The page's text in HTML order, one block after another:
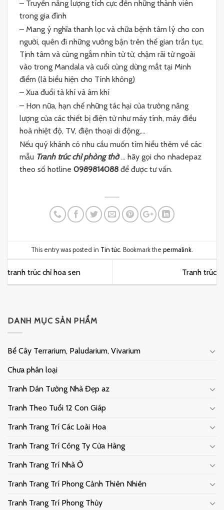
– Truyền năng lượng tích cực đến những thành viên
trong gia đình
– Mang ý nghĩa thanh lọc và chữa bệnh tâm lý cho con
người, quên đi những vướng bận trên thế gian trần tục.
Tịnh tâm và cùng ngắm nhìn từ từ, chậm rãi từ ngoài
vào trong Mandala và cuối cùng dừng mắt tại Minh
điểm (là biểu hiện cho Tính không)
– Xua đuổi tà khí và âm khí
– Hơn nữa, hạn chế những tác hại của trường năng
lượng của các thiết bị điện tử như máy tính, máy điều
hoà nhiệt độ, TV, điện thoại di động,…
Nếu quý khánh có nhu cầu muốn tìm hiểu thêm về các
mẫu Tranh trúc chỉ phòng thờ… hãy gọi cho nhadepaz
theo số hotline 0989814088 để được tư vấn.
This entry was posted in Tin tức. Bookmark the permalink.
tranh trúc chỉ hoa sen Tranh trúc
DANH MỤC SẢN PHẨM
Bể Cây Terrarium, Paludarium, Vivarium
Chưa phân loại
Tranh Dán Tường Nhà Đẹp az
Tranh Theo Tuổi 12 Con Giáp
Tranh Trang Trí Các Loài Hoa
Tranh Trang Trí Công Ty Cửa Hàng
Tranh Trang Trí Nhà Ở
Tranh Trang Trí Phong Cảnh Thiên Nhiên
Tranh Trang Trí Phong Thủy